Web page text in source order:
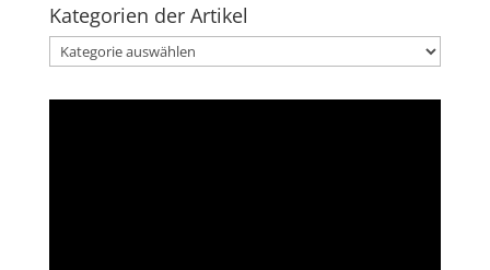
Kategorien der Artikel
Kategorien
der
Artikel